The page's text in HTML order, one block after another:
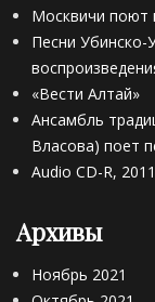
Москвичи поют
Песни Убинско-
«Вести Алтай»
Ансамбль
Власова) поет
Audio CD-R,
Архивы
Ноябрь 2021